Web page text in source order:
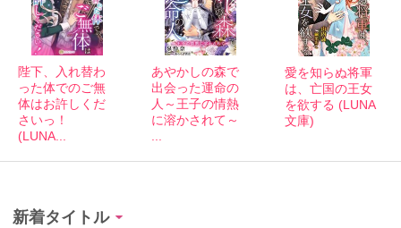
陛下、入れ替わ
った体でのご無
体はお許しくだ
さいっ！
(LUNA...
あやかしの森で
出会った運命の
人～王子の情熱
に溶かされて～
愛を知らぬ将軍
は、亡国の王女
を欲する (LUNA
文庫)
新着タイトル